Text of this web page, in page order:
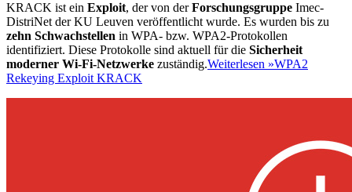
KRACK ist ein Exploit, der von derForschungsgruppe Imec-
DistriNet der KU Leuven veröffentlicht wurde. Es wurden bis zu
zehn Schwachstellen in WPA- bzw. WPA2-Protokollen
identifiziert. Diese Protokolle sind aktuell für die Sicherheit
moderner Wi-Fi-Netzwerke zuständig.Weiterlesen »WPA2
Rekeying Exploit KRACK